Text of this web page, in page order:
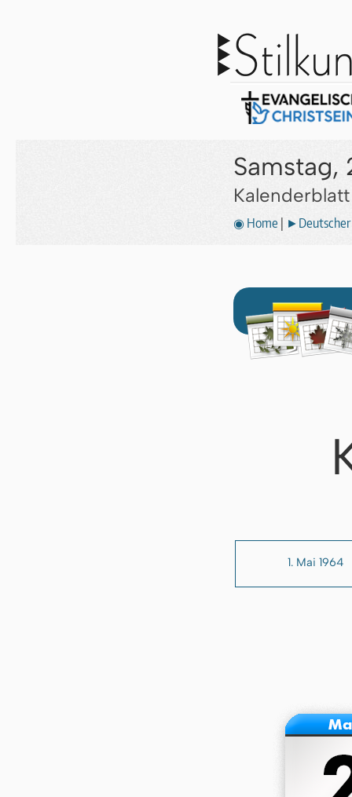
Samstag,
◉ Home ►Deutscher
1. Mai 1964